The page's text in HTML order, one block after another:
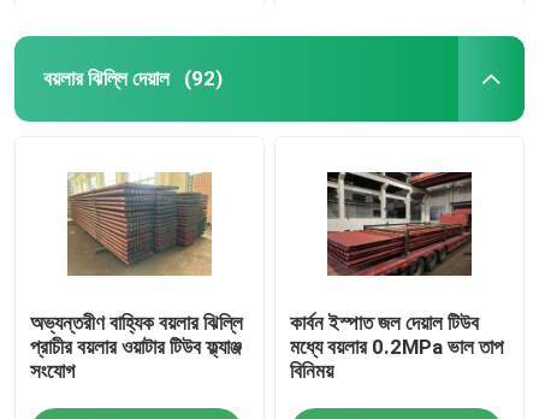
বয়লার ঝিল্লি দেয়াল (92)
অভ্যন্তরীণ বাহ্যিক বয়লার ঝিল্লি
প্রাচীর বয়লার ওয়াটার টিউব ফ্ল্যাঞ্জ
সংযোগ
কার্বন ইস্পাত জল দেয়াল টিউব
মধ্যে বয়লার 0.2MPa ভাল তাপ
বিনিময়